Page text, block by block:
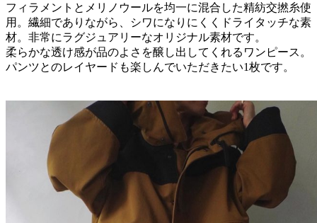
フィラメントとメリノウールを均一に混合した精紡交撚糸使
用。繊細でありながら、シワになりにくくドライタッチな素
材。非常にラグジュアリーなオリジナル素材です。
柔らかな透け感が品のよさを醸し出してくれるワンピース。
パンツとのレイヤードも楽しんでいただきたい1枚です。